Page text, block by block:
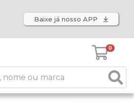
Baixe já nosso APP
0